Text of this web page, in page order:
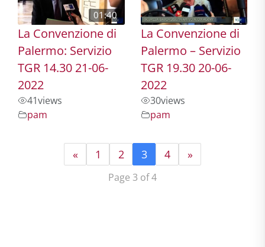
01:40
La Convenzione di
Palermo: Servizio
TGR 14.30 21-06-
2022
41views
pam
La Convenzione di
Palermo – Servizio
TGR 19.30 20-06-
2022
30views
pam
« 1 2 3 4 »
Page 3 of 4